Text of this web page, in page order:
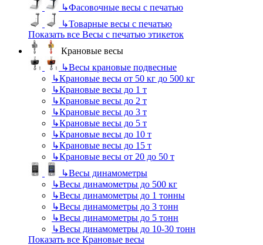
↳Фасовочные весы с печатью
↳Товарные весы с печатью
Показать все Весы с печатью этикеток
Крановые весы
↳Весы крановые подвесные
↳Крановые весы от 50 кг до 500 кг
↳Крановые весы до 1 т
↳Крановые весы до 2 т
↳Крановые весы до 3 т
↳Крановые весы до 5 т
↳Крановые весы до 10 т
↳Крановые весы до 15 т
↳Крановые весы от 20 до 50 т
↳Весы динамометры
↳Весы динамометры до 500 кг
↳Весы динамометры до 1 тонны
↳Весы динамометры до 3 тонн
↳Весы динамометры до 5 тонн
↳Весы динамометры до 10-30 тонн
Показать все Крановые весы